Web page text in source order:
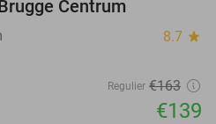
Centrum
8.7 star
Regulier €163
€139